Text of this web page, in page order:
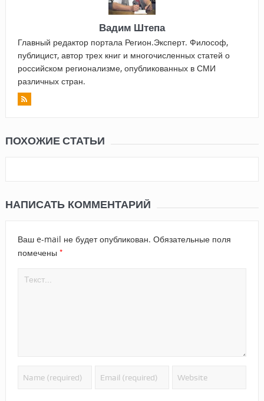
Вадим Штепа
Главный редактор портала Регион.Эксперт. Философ,
публицист, автор трех книг и многочисленных статей о
российском регионализме, опубликованных в СМИ
различных стран.
ПОХОЖИЕ СТАТЬИ
НАПИСАТЬ КОММЕНТАРИЙ
Ваш e-mail не будет опубликован. Обязательные поля
помечены *